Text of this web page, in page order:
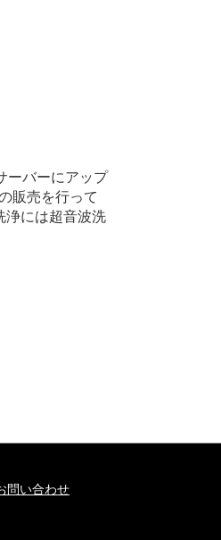
ーバーにアップ
販売を行って
浄には超音波洗
問い合わせ